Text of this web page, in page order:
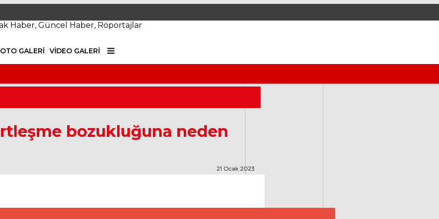
GALERI VIDEO GALERI
bozukluğuna neden
21 Ocak 2023